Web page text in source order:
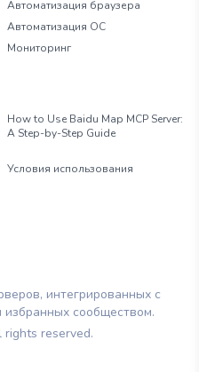
Автоматизация браузера
Автоматизация ОС
Мониторинг
How to Use Baidu Map MCP Server:
A Step-by-Step Guide
Условия использования
интегрированных с
сообществом.
reserved.